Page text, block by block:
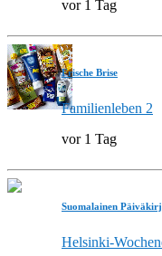
vor 1 Tag
Frische Brise
Familienleben 2
vor 1 Tag
Suomalainen
Helsinki-